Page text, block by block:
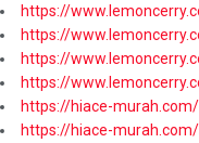
https://
https://
https://
https://
https://hiace-
https://hiace-